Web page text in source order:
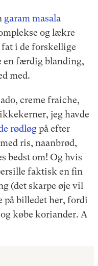
garam masala
og lækre
i de forskellige
en færdig blanding,
med.
creme fraiche,
jeg havde
rødløgpå efter
ris, naanbrød,
bedst om! Og hvis
faktisk en fin
(det skarpe øje vil
på billedet her, fordi
købe koriander. A